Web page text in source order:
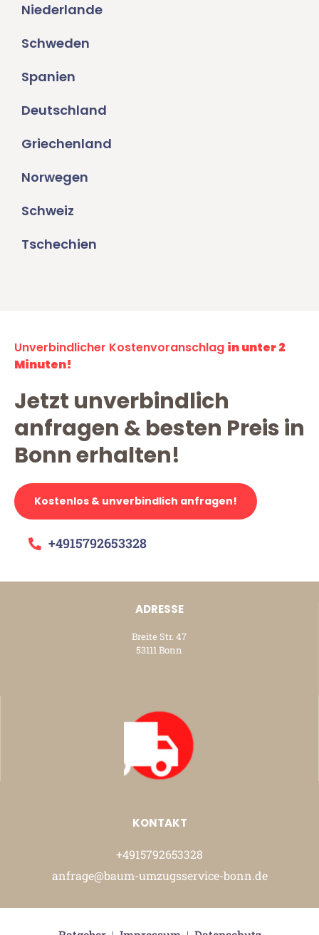
Niederlande
Schweden
Spanien
Deutschland
Griechenland
Norwegen
Schweiz
Tschechien
Unverbindlicher Kostenvoranschlag in unter 2
Minuten!
Jetzt unverbindlich
anfragen & besten Preis in
Bonn erhalten!
Kostenlos & unverbindlich anfragen!
+4915792653328
ADRESSE
Breite Str. 47
53111 Bonn
KONTAKT
+4915792653328
anfrage@baum-umzugsservice-bonn.de